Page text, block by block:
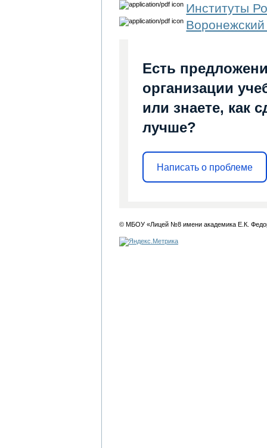
Институты
Есть
организации
или знаете, как
лучше?
Написать о проблеме
© МБОУ «Лицей №8 имени академика Е.К.